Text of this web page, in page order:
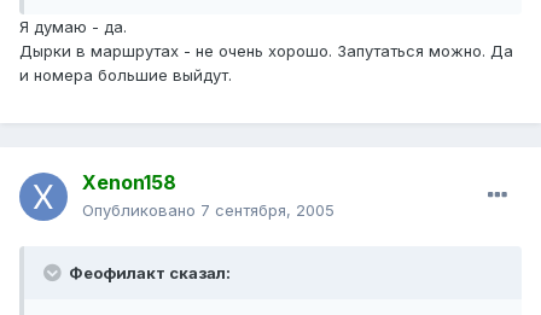
Я думаю - да.
Дырки в маршрутах - не очень хорошо. Запутаться можно. Да
и номера большие выйдут.
Xenon158
Опубликовано 7 сентября, 2005
Феофилакт сказал: